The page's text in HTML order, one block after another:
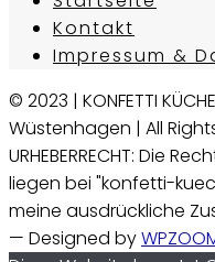
Kontakt
Impressum &
© 2023 | KONFETTI
Wüstenhagen | All Rights
URHEBERRECHT: Die
liegen bei "konfetti-
meine ausdrückliche
— Designed by